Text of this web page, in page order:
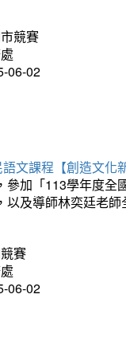
競賽
06-02
文課程【創造文化
參加「113學年度全
及導師林奕廷老師
賽
06-02